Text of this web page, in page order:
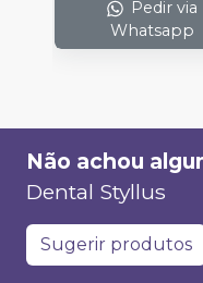
Pedir via
Whatsapp
Não achou
Dental Styllus
Sugerir produtos